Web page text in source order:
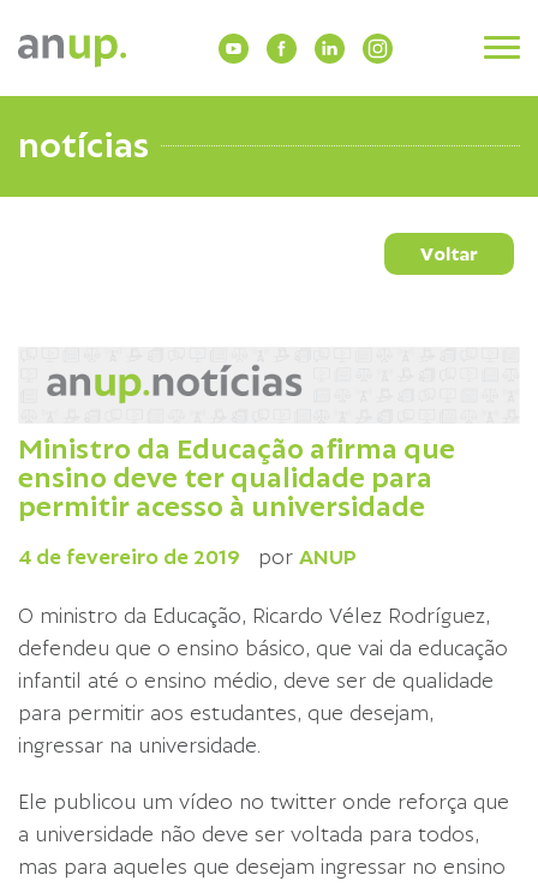
notícias
Voltar
Ministro da Educação afirma que
ensino deve ter qualidade para
permitir acesso à universidade
4 de fevereiro de 2019 por ANUP
O ministro da Educação, Ricardo Vélez Rodríguez,
defendeu que o ensino básico, que vai da educação
infantil até o ensino médio, deve ser de qualidade
para permitir aos estudantes, que desejam,
ingressar na universidade.
Ele publicou um vídeo no twitter onde reforça que
a universidade não deve ser voltada para todos,
mas para aqueles que desejam ingressar no ensino